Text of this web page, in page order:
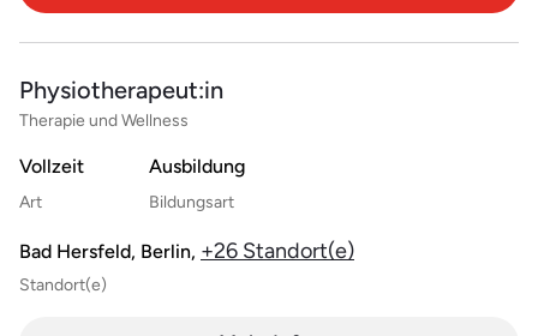
Physiotherapeut:in
Therapie und Wellness
Vollzeit
Art
Ausbildung
Bildungsart
Bad Hersfeld, Berlin, +26 Standort(e)
Standort(e)